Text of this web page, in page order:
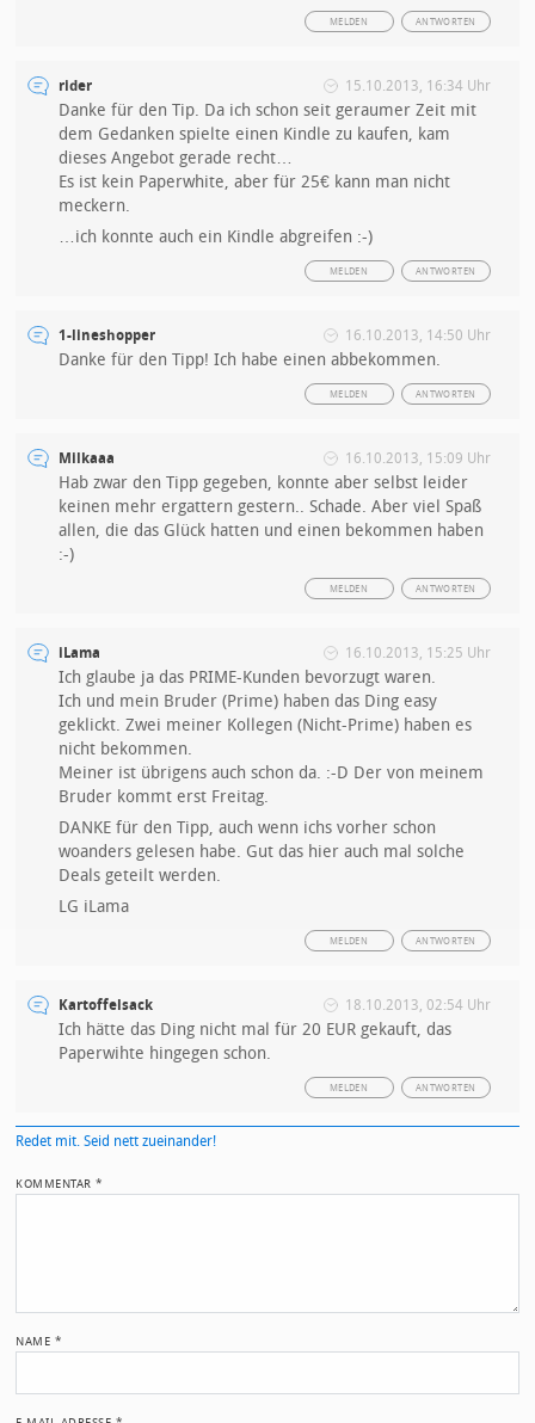
ANTWORTEN
MELDEN
rider 15.10.2013, 16:34 Uhr
Danke für den Tip. Da ich schon seit geraumer Zeit mit
dem Gedanken spielte einen Kindle zu kaufen, kam
dieses Angebot gerade recht…
Es ist kein Paperwhite, aber für 25€ kann man nicht
meckern.
…ich konnte auch ein Kindle abgreifen :-)
ANTWORTEN
MELDEN
1-lineshopper 16.10.2013, 14:50 Uhr
Danke für den Tipp! Ich habe einen abbekommen.
ANTWORTEN
MELDEN
Milkaaa 16.10.2013, 15:09 Uhr
Hab zwar den Tipp gegeben, konnte aber selbst leider
keinen mehr ergattern gestern.. Schade. Aber viel Spaß
allen, die das Glück hatten und einen bekommen haben
:-)
ANTWORTEN
MELDEN
iLama 16.10.2013, 15:25 Uhr
Ich glaube ja das PRIME-Kunden bevorzugt waren.
Ich und mein Bruder (Prime) haben das Ding easy
geklickt. Zwei meiner Kollegen (Nicht-Prime) haben es
nicht bekommen.
Meiner ist übrigens auch schon da. :-D Der von meinem
Bruder kommt erst Freitag.
DANKE für den Tipp, auch wenn ichs vorher schon
woanders gelesen habe. Gut das hier auch mal solche
Deals geteilt werden.
LG iLama
ANTWORTEN
MELDEN
Kartoffelsack 18.10.2013, 02:54 Uhr
Ich hätte das Ding nicht mal für 20 EUR gekauft, das
Paperwihte hingegen schon.
ANTWORTEN
MELDEN
Redet mit. Seid nett zueinander!
KOMMENTAR*
NAME *